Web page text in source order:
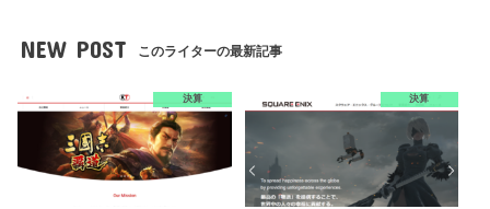
NEW POST このライターの最新記事
決算 決算